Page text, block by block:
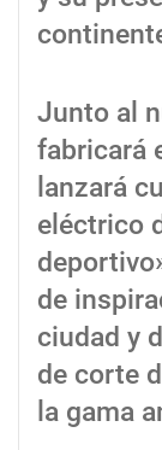
Junto al
fabricará
lanzará
eléctrico
de
ciudad y
de corte
la gama